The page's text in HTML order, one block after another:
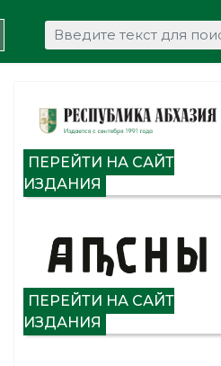
Искать...
ПЕРЕЙТИ НА САЙТ
ИЗДАНИЯ
ПЕРЕЙТИ НА САЙТ
ИЗДАНИЯ